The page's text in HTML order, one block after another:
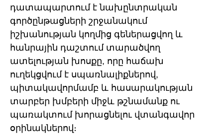
դատապարտում է նախընտրական
գործընթացների շրջանակում
իշխանության կողմից գեներացվող և
հանրային դաշտում տարածվող
ատելության խոսքը, որը հաճախ
ուղեկցվում է սպառնալիքներով,
պիտակավորմամբ և հասարակության
տարբեր խմբերի միջև թշնամանք ու
պառակտում խորացնելու վտանգավոր
օրինակներով։